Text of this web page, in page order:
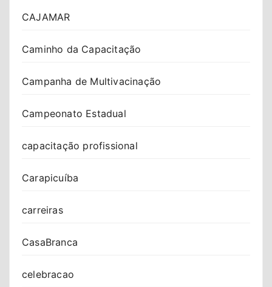
CAJAMAR
Caminho da Capacitação
Campanha de Multivacinação
Campeonato Estadual
capacitação profissional
Carapicuíba
carreiras
CasaBranca
celebracao